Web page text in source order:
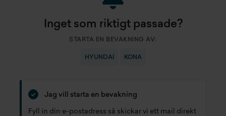
Inget som riktigt passade?
STARTA EN BEVAKNING AV:
HYUNDAI KONA
Jag vill starta en bevakning
Fyll in din e-postadress så skickar vi ett mail direkt